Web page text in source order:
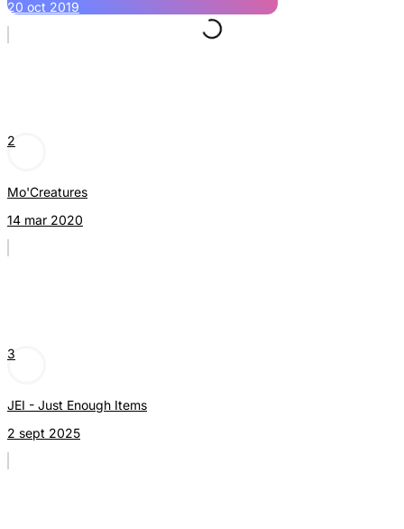
20 oct 2019
2
Mo'Creatures
14 mar 2020
3
JEI - Just Enough Items
2 sept 2025